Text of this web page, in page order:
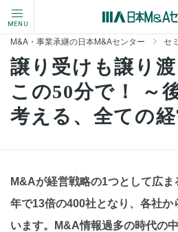
MENU
M&A・事業承継の日本M&Aセンター セ
譲り受けも譲り
この50分で！ ～
考える、全ての
M&Aが経営戦略の1つとして広
年で13倍の400社となり、各社か
います。M&A情報過多の時代の